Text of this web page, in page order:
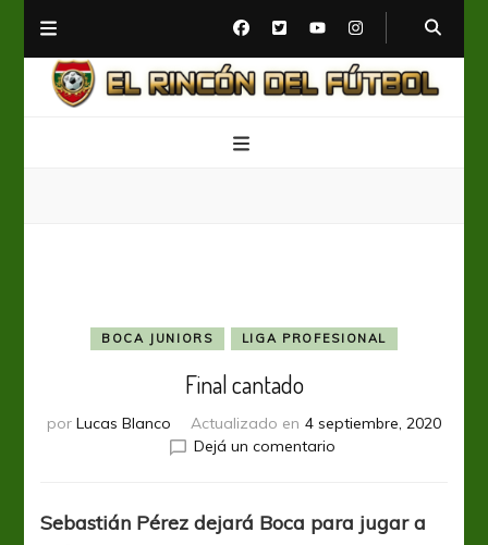
BOCA JUNIORS LIGA PROFESIONAL
Final cantado
por Lucas Blanco Actualizado en 4 septiembre, 2020
Dejá un comentarioen
Sebastián Pérez dejará Boca para jugar a